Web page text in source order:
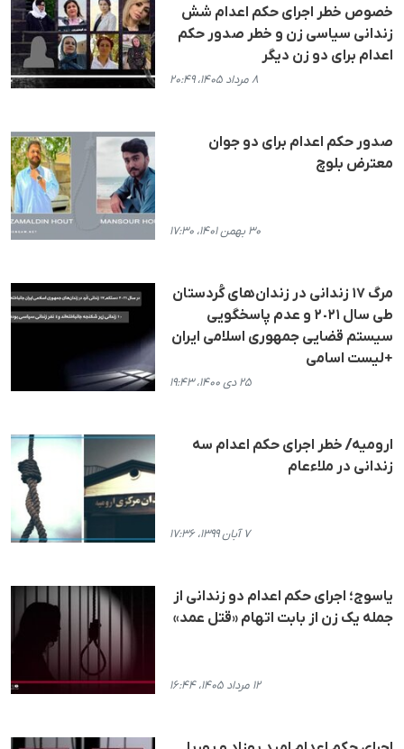
خصوص خطر اجرای حکم اعدام شش
زندانی سیاسی زن و خطر صدور حکم
اعدام برای دو زن دیگر
۸ مرداد ۱۴۰۵، ۲۰:۴۹
صدور حکم اعدام برای دو جوان
معترض بلوچ
۳۰ بهمن ۱۴۰۱، ۱۷:۳۰
مرگ ١٧ زندانی در زندان‌های کُردستان
طی سال ٢٠٢١ و عدم پاسخگویی
سیستم قضایی جمهوری اسلامی ایران
+لیست اسامی
۲۵ دی ۱۴۰۰، ۱۹:۴۳
ارومیه/ خطر اجرای حکم اعدام سە
زندانی در ملاء‌عام
۷ آبان ۱۳۹۹، ۱۷:۳۶
یاسوج؛ اجرای حکم اعدام دو زندانی از
جمله یک زن از بابت اتهام «قتل عمد»
۱۲ مرداد ۱۴۰۵، ۱۶:۴۴